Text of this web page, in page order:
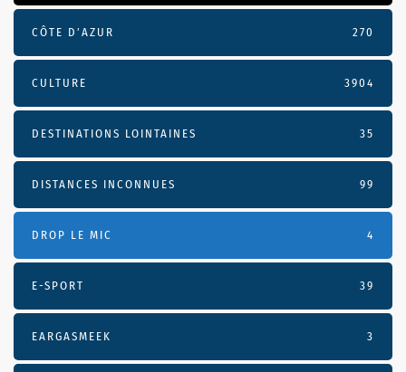
CÔTE D’AZUR 270
CULTURE 3904
DESTINATIONS LOINTAINES 35
DISTANCES INCONNUES 99
DROP LE MIC 4
E-SPORT 39
EARGASMEEK 3